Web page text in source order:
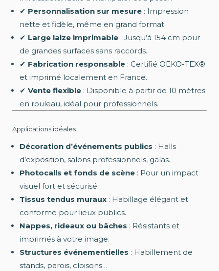
✔ Personnalisation sur mesure : Impression
nette et fidèle, même en grand format.
✔ Large laize imprimable : Jusqu’à 154 cm pour
de grandes surfaces sans raccords.
✔ Fabrication responsable : Certifié OEKO-TEX®
et imprimé localement en France.
✔ Vente flexible : Disponible à partir de 10 mètres
en rouleau, idéal pour professionnels.
Applications idéales :
Décoration d’événements publics : Halls
d’exposition, salons professionnels, galas.
Photocalls et fonds de scène : Pour un impact
visuel fort et sécurisé.
Tissus tendus muraux : Habillage élégant et
conforme pour lieux publics.
Nappes, rideaux ou bâches : Résistants et
imprimés à votre image.
Structures événementielles : Habillement de
stands, parois, cloisons…